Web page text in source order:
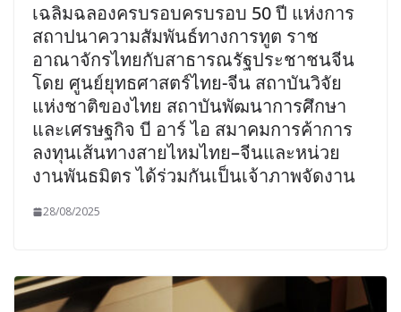
เฉลิมฉลองครบรอบครบรอบ 50 ปี แห่งการ
สถาปนาความสัมพันธ์ทางการทูต ราช
อาณาจักรไทยกับสาธารณรัฐประชาชนจีน
โดย ศูนย์ยุทธศาสตร์ไทย-จีน สถาบันวิจัย
แห่งชาติของไทย สถาบันพัฒนาการศึกษา
และเศรษฐกิจ บี อาร์ ไอ สมาคมการค้าการ
ลงทุนเส้นทางสายไหมไทย–จีนและหน่วย
งานพันธมิตร ได้ร่วมกันเป็นเจ้าภาพจัดงาน
28/08/2025